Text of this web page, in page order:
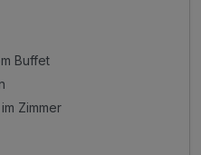
Buffet
Zimmer